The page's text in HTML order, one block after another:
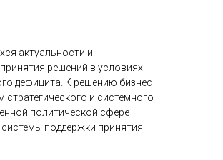
актуальности и
решений в условиях
дефицита. К решению бизнес
и системного
политической сфере
поддержки принятия